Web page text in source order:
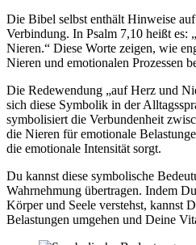
Die Bibel selbst enthält Hinweise
Verbindung. In Psalm 7,10 heißt es:
Nieren.“ Diese Worte zeigen, wie
Nieren und emotionalen Prozessen
Die Redewendung „auf Herz und
sich diese Symbolik in der
symbolisiert die Verbundenheit
die Nieren für emotionale
die emotionale Intensität sorgt.
Du kannst diese symbolische
Wahrnehmung übertragen. Indem
Körper und Seele verstehst, kannst
Belastungen umgehen und Deine